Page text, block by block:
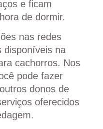
e ficam
de dormir.
nas redes
disponíveis na
cachorros. Nos
pode fazer
donos de
oferecidos